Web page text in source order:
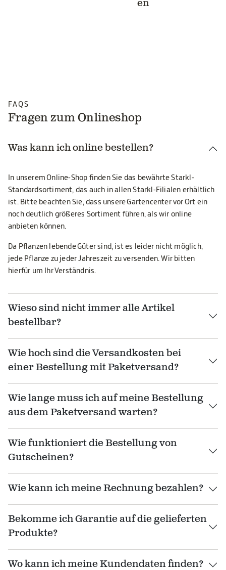
en
FAQS
Fragen zum Onlineshop
Was kann ich online bestellen?
In unserem Online-Shop finden Sie das bewährte Starkl-
Standardsortiment, das auch in allen Starkl-Filialen erhältlich
ist. Bitte beachten Sie, dass unsere Gartencenter vor Ort ein
noch deutlich größeres Sortiment führen, als wir online
anbieten können.
Da Pflanzen lebende Güter sind, ist es leider nicht möglich,
jede Pflanze zu jeder Jahreszeit zu versenden. Wir bitten
hierfür um Ihr Verständnis.
Wieso sind nicht immer alle Artikel
bestellbar?
Wie hoch sind die Versandkosten bei
einer Bestellung mit Paketversand?
Wie lange muss ich auf meine Bestellung
aus dem Paketversand warten?
Wie funktioniert die Bestellung von
Gutscheinen?
Wie kann ich meine Rechnung bezahlen?
Bekomme ich Garantie auf die gelieferten
Produkte?
Wo kann ich meine Kundendaten finden?